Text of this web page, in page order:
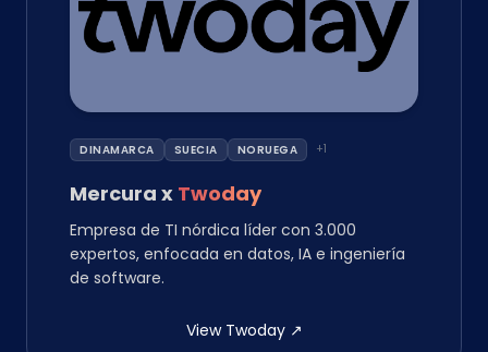
DINAMARCA SUECIA NORUEGA +1
Mercura x Twoday
Empresa de TI nórdica líder con 3.000
expertos, enfocada en datos, IA e ingeniería
de software.
View Twoday ↗